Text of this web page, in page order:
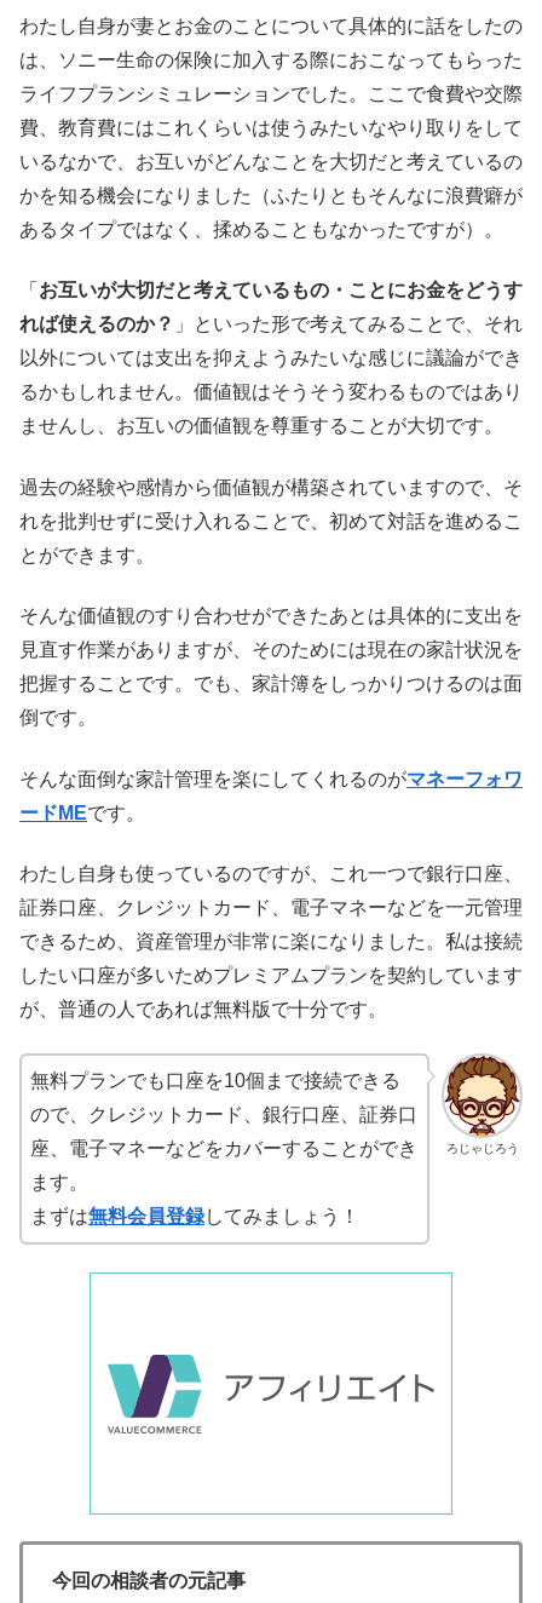
わたし自身が妻とお金のことについて具体的に話をしたの
は、ソニー生命の保険に加入する際におこなってもらった
ライフプランシミュレーションでした。ここで食費や交際
費、教育費にはこれくらいは使うみたいなやり取りをして
いるなかで、お互いがどんなことを大切だと考えているの
かを知る機会になりました（ふたりともそんなに浪費癖が
あるタイプではなく、揉めることもなかったですが）。
「 お互いが大切だと考えているもの・ことにお金をどうす
れば使えるのか？ 」といった形で考えてみることで、それ
以外については支出を抑えようみたいな感じに議論ができ
るかもしれません。価値観はそうそう変わるものではあり
ませんし、お互いの価値観を尊重することが大切です。
過去の経験や感情から価値観が構築されていますので、そ
れを批判せずに受け入れることで、初めて対話を進めるこ
とができます。
そんな価値観のすり合わせができたあとは具体的に支出を
見直す作業がありますが、そのためには現在の家計状況を
把握することです。でも、家計簿をしっかりつけるのは面
倒です。
そんな面倒な家計管理を楽にしてくれるのがマネーフォワ
ードMEです。
わたし自身も使っているのですが、これ一つで銀行口座、
証券口座、クレジットカード、電子マネーなどを一元管理
できるため、資産管理が非常に楽になりました。私は接続
したい口座が多いためプレミアムプランを契約しています
が、普通の人であれば無料版で十分です。
ろじゃじろう
無料プランでも口座を10個まで接続できる
ので、クレジットカード、銀行口座、証券口
座、電子マネーなどをカバーすることができ
ます。
まずは無料会員登録してみましょう！
今回の相談者の元記事